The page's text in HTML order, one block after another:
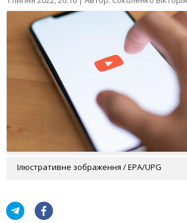
Ілюстративне зображення / EPA/UPG